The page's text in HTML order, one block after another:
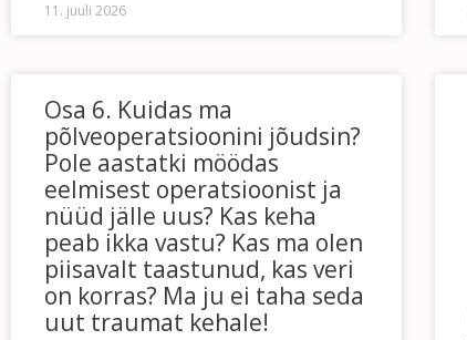
11. juuli 2026
Osa 6. Kuidas ma
põlveoperatsioonini jõudsin?
Pole aastatki möödas
eelmisest operatsioonist ja
nüüd jälle uus? Kas keha
peab ikka vastu? Kas ma olen
piisavalt taastunud, kas veri
on korras? Ma ju ei taha seda
uut traumat kehale!